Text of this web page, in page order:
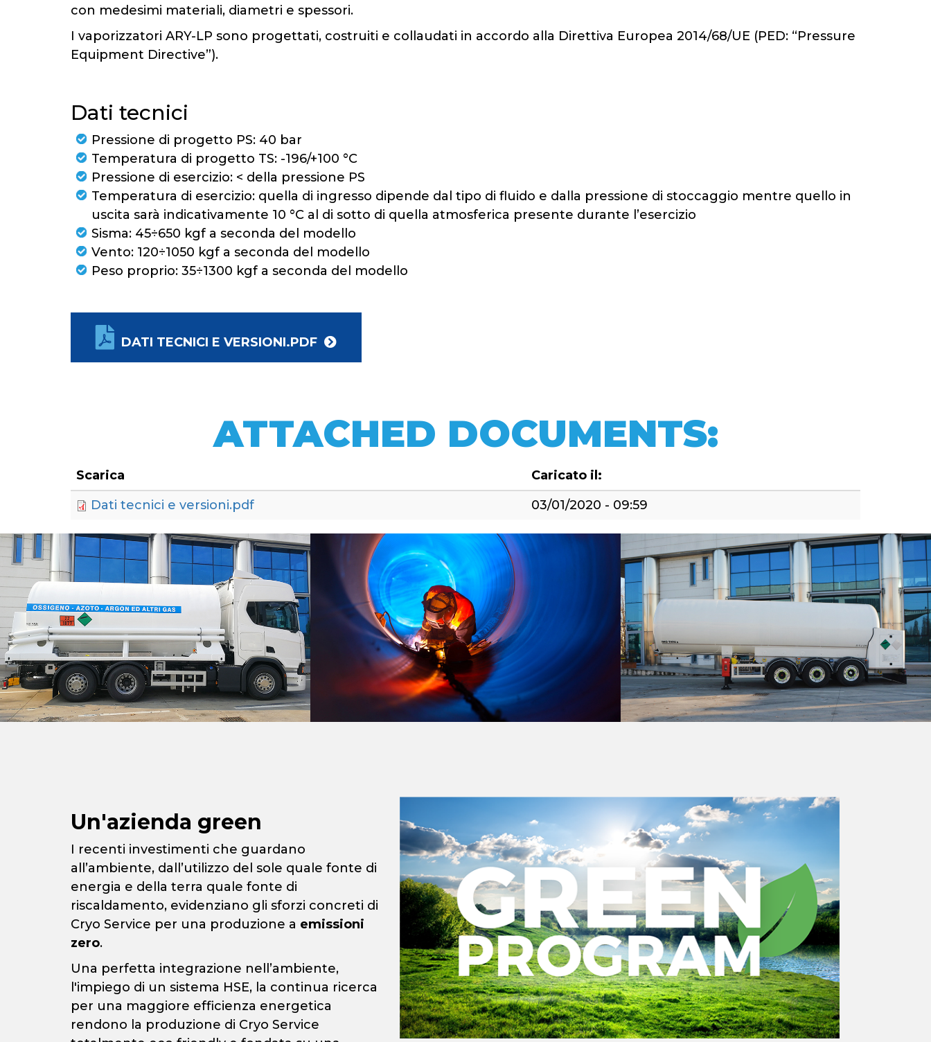
con medesimi materiali, diametri e spessori.
I vaporizzatori ARY-LP sono progettati, costruiti e collaudati in accordo alla Direttiva Europea 2014/68/UE (PED: “Pressure
Equipment Directive”).
Dati tecnici
Pressione di progetto PS: 40 bar
Temperatura di progetto TS: -196/+100 °C
Pressione di esercizio: < della pressione PS
Temperatura di esercizio: quella di ingresso dipende dal tipo di fluido e dalla pressione di stoccaggio mentre quello in
uscita sarà indicativamente 10 °C al di sotto di quella atmosferica presente durante l’esercizio
Sisma: 45÷650 kgf a seconda del modello
Vento: 120÷1050 kgf a seconda del modello
Peso proprio: 35÷1300 kgf a seconda del modello
DATI TECNICI E VERSIONI.PDF
ATTACHED DOCUMENTS:
Scarica
Caricato il:
Dati tecnici e versioni.pdf
03/01/2020 - 09:59
Un'azienda green
I recenti investimenti che guardano
all’ambiente, dall’utilizzo del sole quale fonte di
energia e della terra quale fonte di
riscaldamento, evidenziano gli sforzi concreti di
Cryo Service per una produzione a emissioni
zero.
Una perfetta integrazione nell’ambiente,
l'impiego di un sistema HSE, la continua ricerca
per una maggiore efficienza energetica
rendono la produzione di Cryo Service